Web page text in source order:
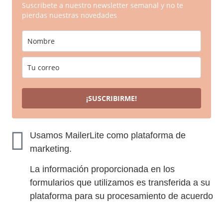
Suscribete a nuestro newsletter semanal y no te
pierdas nuestras novedades
¡SUSCRIBIRME!
Usamos MailerLite como plataforma de
marketing.
La información proporcionada en los
formularios que utilizamos es transferida a su
plataforma para su procesamiento de acuerdo